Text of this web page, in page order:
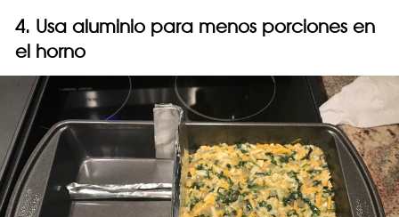
4. Usa aluminio para menos porciones en
el horno